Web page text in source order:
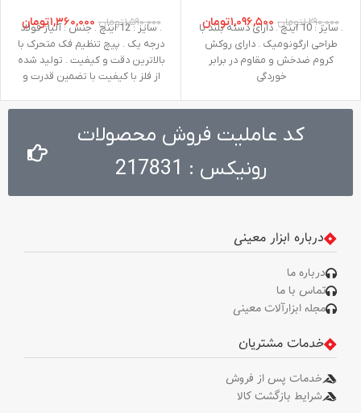
۱,۲۹۰,۰۰۰تومان ۱,۰۹۶,۵۰۰تومان
. سایز : 10 اینچ . دارای دسته بلند با
طراحی ارگونومیک . دارای روکش
کروم ضدخش و مقاوم در برابر
خوردگی
۱,۵۹۰,۰۰۰تومان ۱,۳۶۰,۰۰۰تومان
. سایز : 12 اینچ . جنس : آلیاژ فولاد
درجه یک . پیچ تنظیم فک متحرک با
بالاترین دقت و کیفیت . تولید شده
از فلز با کیفیت با تضمین قدرت و
کارهای متنوع در عین راحتی . دارای
دسته‌ای با مقاومت بالا جهت استفاده
های طولانی مدت
کد عاملیت فروش محصولات
رونیکس : 217831
درباره ابزار معینی
درباره ما
تماس با ما
مجله ابزارآلات معینی
خدمات مشتریان
خدمات پس از فروش
شرایط بازگشت کالا